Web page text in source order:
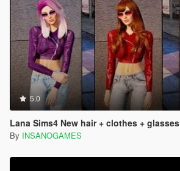
5.0
Lana Sims4 New hair + clothes + glasses
By INSANOGAMES